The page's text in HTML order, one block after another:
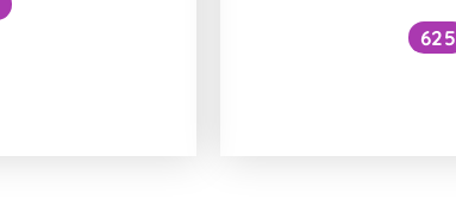
625